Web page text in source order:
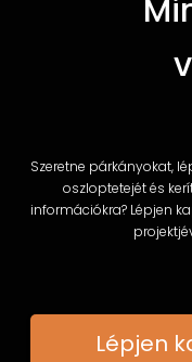
Szeretne párkányokat,
oszloptetejét és
információkra? Lépjen
Lépjen